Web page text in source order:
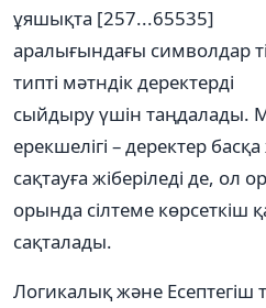
ұяшықта [257...65535]
аралығындағы символдар
типті мәтндік деректерді
сыйдыру үшін таңдалады.
ерекшелігі – деректер
сақтауға жіберіледі де, ол
орында сілтеме көрсеткіш
сақталады.
Логикалық және Есептегіш